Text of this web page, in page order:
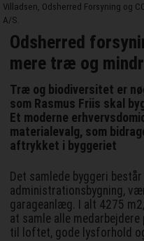
Villadsen, Odsherred Forsyning og
A/S.
Odsherred
mere træ og
Træ og biodiversitet er
som Rasmus Friis skal
Et moderne
materialevalg, som
aftrykket i byggeriet
Det samlede byggeri
administrationsbygning,
garageanlæg. I alt 4275
at samle alle
til loftet, gode lysforhold